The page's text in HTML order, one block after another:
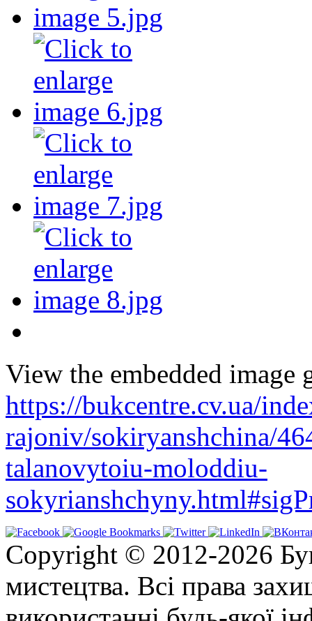
View the embedded image
https://bukcentre.cv.ua/
rajoniv/sokiryanshchina/
talanovytoiu-moloddiu-
Copyright © 2012-2026
мистецтва. Всі права